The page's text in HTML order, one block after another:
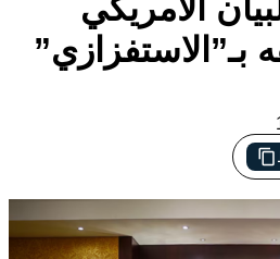
الأمريكي
بـ”الاستفزازي”